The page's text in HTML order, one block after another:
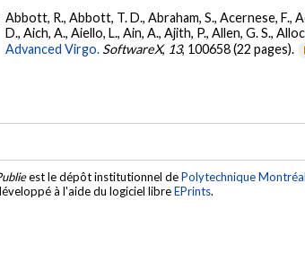
Abbott, R., Abbott, T. D., Abraham, S., Acernese, F.,
D., Aich, A., Aiello, L., Ain, A., Ajith, P., Allen, G. S.,
Advanced Virgo. SoftwareX, 13, 100658 (22 pages).
est le dépôt institutionnel dePolytechnique
à l'aide du logiciel libreEPrints.